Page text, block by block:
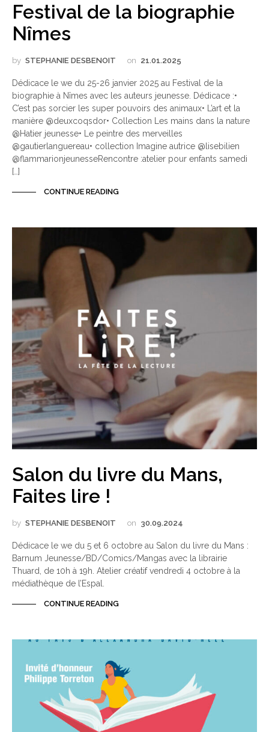
Festival de la biographie
Nîmes
by STEPHANIE DESBENOIT on 21.01.2025
Dédicace le we du 25-26 janvier 2025 au Festival de la
biographie à Nîmes avec les auteurs jeunesse. Dédicace :•
C’est pas sorcier les super pouvoirs des animaux• L’art et la
manière @deuxcoqsdor• Collection Les mains dans la nature
@Hatier jeunesse• Le peintre des merveilles
@gautierlanguereau• collection Imagine autrice @lisebilien
@flammarionjeunesseRencontre :atelier pour enfants samedi
[…]
CONTINUE READING
Salon du livre du Mans,
Faites lire !
by STEPHANIE DESBENOIT on 30.09.2024
Dédicace le we du 5 et 6 octobre au Salon du livre du Mans :
Barnum Jeunesse/BD/Comics/Mangas avec la librairie
Thuard, de 10h à 19h. Atelier créatif vendredi 4 octobre à la
médiathèque de l’Espal.
CONTINUE READING